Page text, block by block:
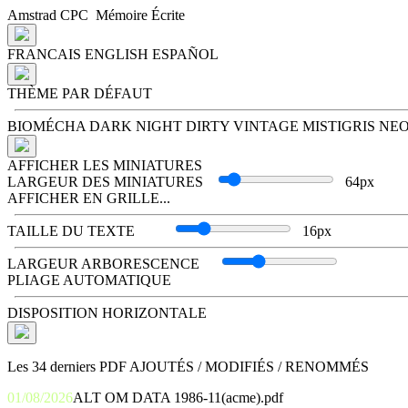
Amstrad CPC Mémoire Écrite
FRANCAIS ENGLISH ESPAÑOL
THÈME PAR DÉFAUT
BIOMÉCHA DARK NIGHT DIRTY VINTAGE MISTIGRIS
AFFICHER LES MINIATURES
LARGEUR DES MINIATURES
64px
AFFICHER EN GRILLE...
TAILLE DU TEXTE 16px
LARGEUR ARBORESCENCE
PLIAGE AUTOMATIQUE
DISPOSITION HORIZONTALE
Les 34 derniers PDF AJOUTÉS /MODIFIÉS /RENOMMÉS
01/08/2026ALT OM DATA 1986-11(acme).pdf